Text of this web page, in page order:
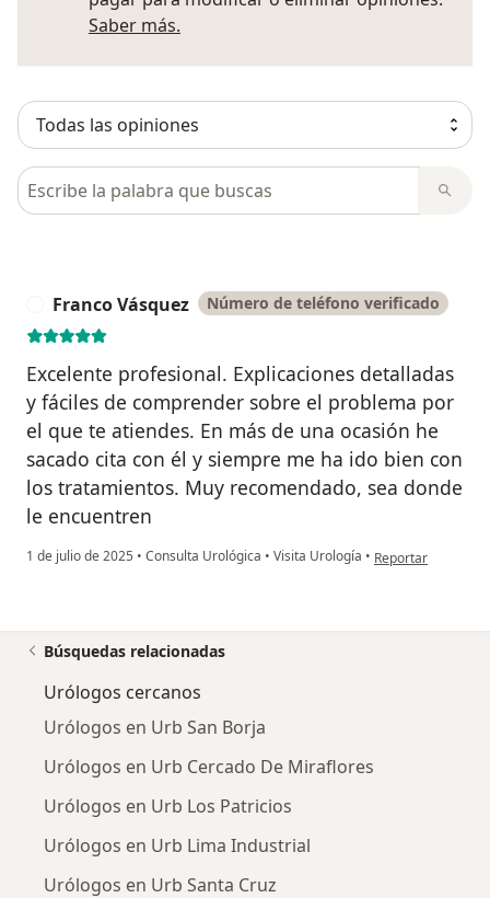
Saber más.
Busca en opiniones
Franco Vásquez Número de teléfono verificado
Excelente profesional. Explicaciones detalladas
y fáciles de comprender sobre el problema por
el que te atiendes. En más de una ocasión he
sacado cita con él y siempre me ha ido bien con
los tratamientos. Muy recomendado, sea donde
le encuentren
1 de julio de 2025 • Consulta Urológica • Visita Urología • en opinión del
Reportar
Búsquedas relacionadas
Urólogos cercanos
Urólogos en Urb San Borja
Urólogos en Urb Cercado De Miraflores
Urólogos en Urb Los Patricios
Urólogos en Urb Lima Industrial
Urólogos en Urb Santa Cruz